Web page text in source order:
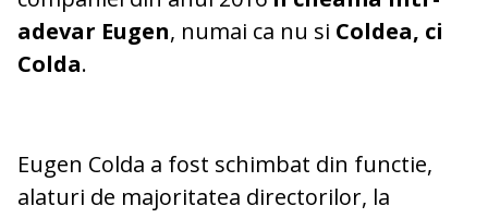
adevar Eugen, numai ca nu si Coldea, ci
Colda.
Eugen Colda a fost schimbat din functie,
alaturi de majoritatea directorilor, la